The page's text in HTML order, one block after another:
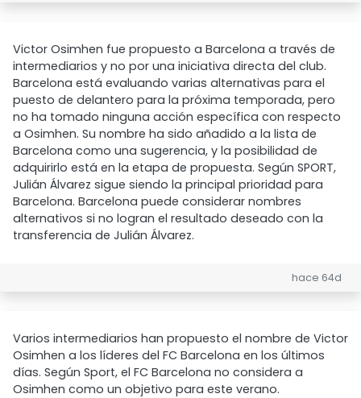
Victor Osimhen fue propuesto a Barcelona a través de
intermediarios y no por una iniciativa directa del club.
Barcelona está evaluando varias alternativas para el
puesto de delantero para la próxima temporada, pero
no ha tomado ninguna acción específica con respecto
a Osimhen. Su nombre ha sido añadido a la lista de
Barcelona como una sugerencia, y la posibilidad de
adquirirlo está en la etapa de propuesta. Según SPORT,
Julián Álvarez sigue siendo la principal prioridad para
Barcelona. Barcelona puede considerar nombres
alternativos si no logran el resultado deseado con la
transferencia de Julián Álvarez.
hace 64d
Varios intermediarios han propuesto el nombre de Victor
Osimhen a los líderes del FC Barcelona en los últimos
días. Según Sport, el FC Barcelona no considera a
Osimhen como un objetivo para este verano.